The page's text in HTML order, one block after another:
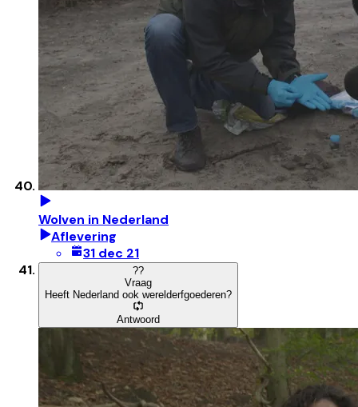
Wolven in Nederland
Aflevering
31 dec 21
??
Vraag
Heeft Nederland ook werelderfgoederen?
Antwoord